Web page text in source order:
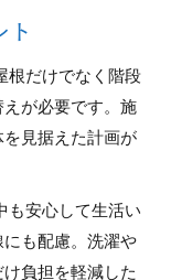
ト
根だけでなく階段
が必要です。施
見据えた計画が
も安心して生活い
も配慮。洗濯や
負担を軽減した